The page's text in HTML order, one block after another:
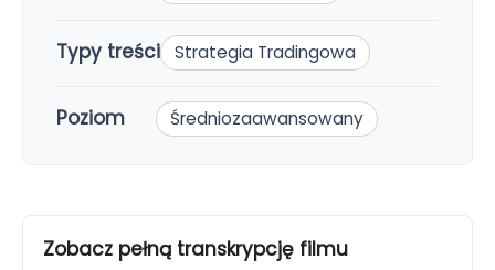
Typy treści Strategia Tradingowa
Poziom Średniozaawansowany
Zobacz pełną transkrypcję filmu